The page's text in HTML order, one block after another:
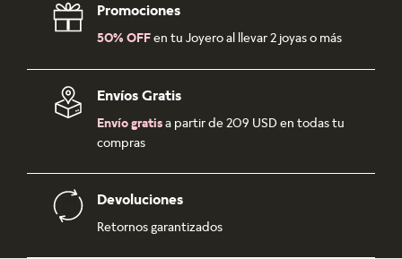
Promociones
50% OFFen tu Joyero al llevar 2 joyas o más
Envíos Gratis
Envío gratisa partir de 209 USD en todas tu
compras
Devoluciones
Retornos garantizados